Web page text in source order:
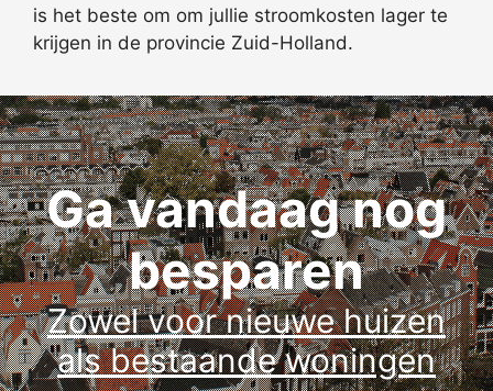
is het beste om om jullie stroomkosten lager te
krijgen in de provincie Zuid-Holland.
Ga vandaag nog
besparen
Zowel voor nieuwe huizen
als bestaande woningen